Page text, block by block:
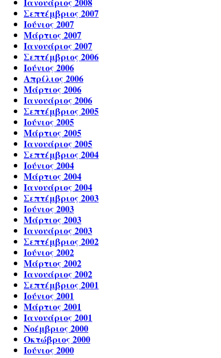
Σεπτέμβριος 2007
Ιούνιος 2007
Μάρτιος 2007
Ιανουάριος 2007
Σεπτέμβριος 2006
Ιούνιος 2006
Απρίλιος 2006
Μάρτιος 2006
Ιανουάριος 2006
Σεπτέμβριος 2005
Ιούνιος 2005
Μάρτιος 2005
Ιανουάριος 2005
Σεπτέμβριος 2004
Ιούνιος 2004
Μάρτιος 2004
Ιανουάριος 2004
Σεπτέμβριος 2003
Ιούνιος 2003
Μάρτιος 2003
Ιανουάριος 2003
Σεπτέμβριος 2002
Ιούνιος 2002
Μάρτιος 2002
Ιανουάριος 2002
Σεπτέμβριος 2001
Ιούνιος 2001
Μάρτιος 2001
Ιανουάριος 2001
Νοέμβριος 2000
Οκτώβριος 2000
Ιούνιος 2000